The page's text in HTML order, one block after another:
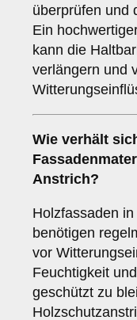
überprüfen und
Ein
kann die
verlängern und
Wie verhält
Anstrich?
Holzfassaden
benötigen
vor
Feuchtigkeit
geschützt zu